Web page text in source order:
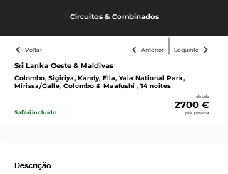
Circuitos & Combinados
Voltar Seguinte
Anterior
Sri Lanka Oeste & Maldivas
Colombo, Sigiriya, Kandy, Ella, Yala National Park,
Mirissa/Galle, Colombo & Maafushi , 14 noites
Safari incluído
desde
2700 €
por pessoa
Descrição